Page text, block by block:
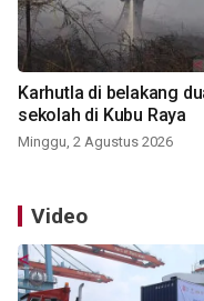
Karhutla di belakang
sekolah di Kubu Raya
Minggu, 2 Agustus 2026
Video